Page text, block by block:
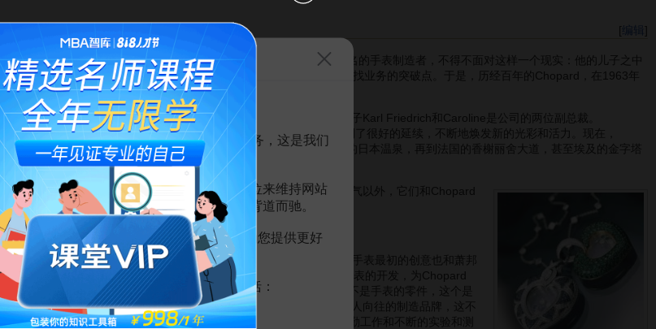
[编辑
的热爱。20世纪60年代，保罗·安德鲁·萧邦，最后一个以萧邦为名的手表制造者，不得不面对这样一个现实：他的儿子之中
德国的Scheufele家族，作为生产和经营首饰手表的厂商，也在积极寻找业务的突破点。于是，历经百年的Chopard，在1963年
传至今。
在。管理Chopard公司的是Karl Scheufele总裁及夫人Karin,他们的孩子Karl Friedrich和Caroline是公司的两位副总裁。
，以及在珠宝领域一贯的非凡造诣，使 Chopard表的内涵和特质得到了很好的延续，不断地焕发新的光彩和活力。现在，
卖店更是遍布世界各地。从热情洋溢的加勒比日光海滩，到樱花飘舞的日本温泉，再到法国的香榭丽舍大道，甚至埃及的金字塔
推L.U.C系列和Happy Diamonds系列。除了同样骄人的名气与人气以外，它们和Chopard
命名为L.U.C——以纪念公司创始人Louis Ulysse Chopard。这款手表最初的创意也和萧邦
传统的制作方式，达到了返璞归真的效果，更重要的是，这一系列手表的开发，为Chopard
尔·弗里得里希·薛菲乐回忆道，“我们的确制造了很多零部件，但不是手表的零件，这个是
以打造完全属于自己的品牌，并且只有全部零件来自本厂才能成为令人向往的制造品牌，这不
有着手表制作传统的小镇，设立了高科技制造中心。经过三年的辛勤工作和不断的实验和测
告MBA智库百科用户的一封信
用户：
一直以免费公益的形式为大家提供知识服务，这是我们
峻的经营挑战下，单纯依靠不断增加广告位来维持网站
越影响您的使用体验，这也与我们的初衷背道而驰。
，我们决定推出VIP会员收费制度，以便为您提供更好
。
（9.9元 / 年， 点击开通 ），您的权益将包括：